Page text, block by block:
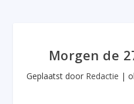
Morgen de
Geplaatst door Redactie |